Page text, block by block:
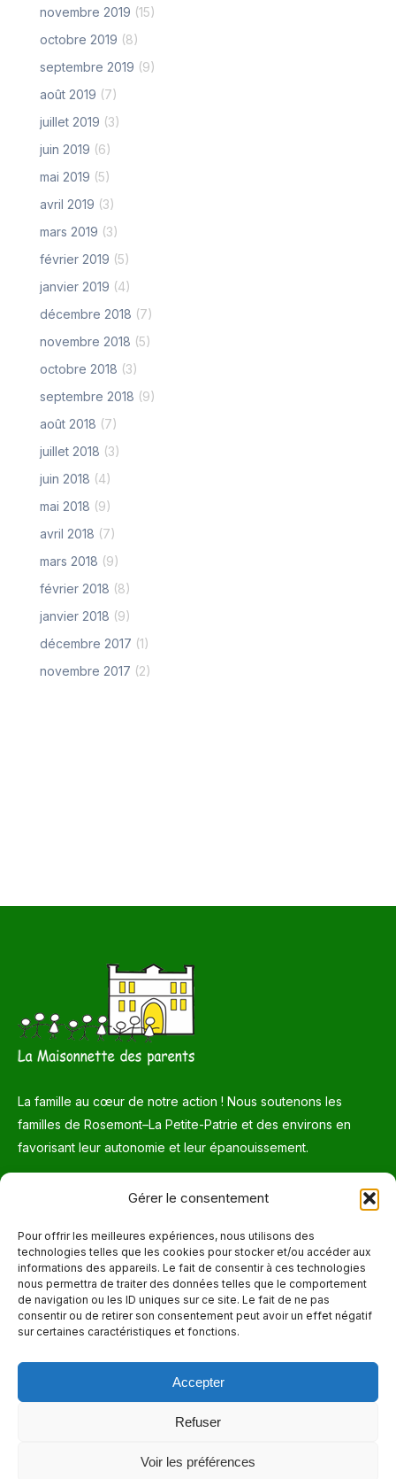
Gérer le consentement
Pour offrir les meilleures expériences, nous utilisons des
technologies telles que les cookies pour stocker et/ou accéder aux
informations des appareils. Le fait de consentir à ces technologies
nous permettra de traiter des données telles que le comportement
de navigation ou les ID uniques sur ce site. Le fait de ne pas
consentir ou de retirer son consentement peut avoir un effet négatif
sur certaines caractéristiques et fonctions.
Accepter
Refuser
Voir les préférences
novembre 2019 (15)
octobre 2019 (8)
septembre 2019 (9)
août 2019 (7)
juillet 2019 (3)
juin 2019 (6)
mai 2019 (5)
avril 2019 (3)
mars 2019 (3)
février 2019 (5)
janvier 2019 (4)
décembre 2018 (7)
novembre 2018 (5)
octobre 2018 (3)
septembre 2018 (9)
août 2018 (7)
juillet 2018 (3)
juin 2018 (4)
mai 2018 (9)
avril 2018 (7)
mars 2018 (9)
février 2018 (8)
janvier 2018 (9)
décembre 2017 (1)
novembre 2017 (2)
La famille au cœur de notre action ! Nous soutenons les
familles de Rosemont–La Petite-Patrie et des environs en
favorisant leur autonomie et leur épanouissement.
Courriel
info@maisonnettedesparents.org
Trouvez nous sur :
6651, boul. Saint-Laurent, Montréal (Québec) H2S 3C5
Heures d'ouvertures